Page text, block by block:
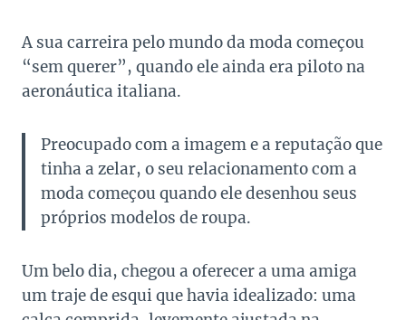
A sua carreira pelo mundo da moda começou
“sem querer”, quando ele ainda era piloto na
aeronáutica italiana.
Preocupado com a imagem e a reputação que
tinha a zelar, o seu relacionamento com a
moda começou quando ele desenhou seus
próprios modelos de roupa.
Um belo dia, chegou a oferecer a uma amiga
um traje de esqui que havia idealizado: uma